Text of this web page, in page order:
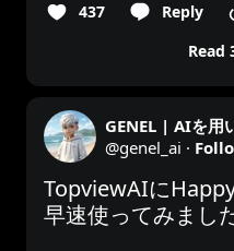
437 Reply
Read
GENEL | AIを用
@genel_ai ·
TopviewAIに
早速使ってみまし